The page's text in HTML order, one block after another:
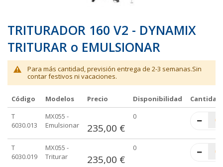
TRITURADOR 160 V2 - DYNAMIX
TRITURAR o EMULSIONAR
Para más cantidad, previsión entrega de 2-3 semanas.Sin
contar festivos ni vacaciones.
Elementos
de
agrupados
Código Modelos Precio Disponibilidad
Cantidad
T
6030.013
MX055 -
Emulsionar
235,00 €
0
T
6030.019
MX055 -
Triturar
235,00 €
0